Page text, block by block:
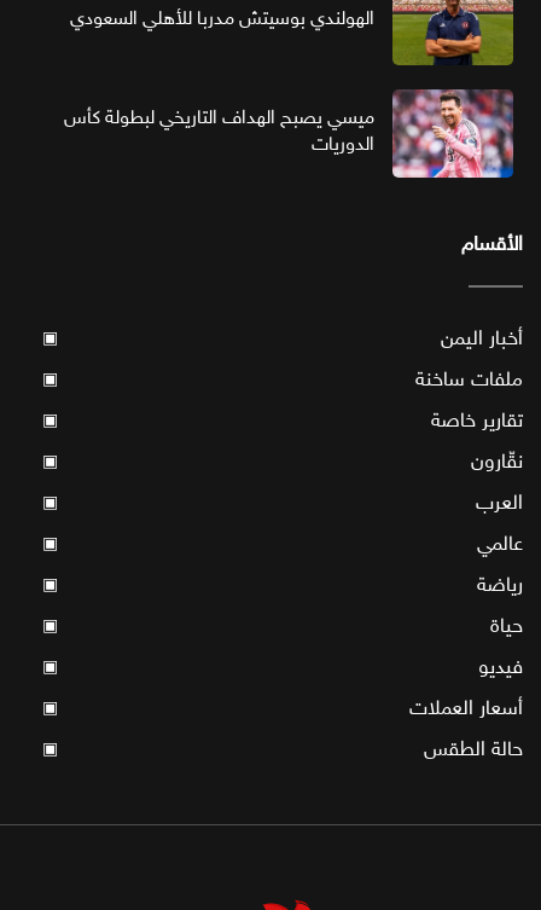
الهولندي بوسيتش مدربا للأهلي السعودي
ميسي يصبح الهداف التاريخي لبطولة كأس
الدوريات
الأقسام
أخبار اليمن ▣
ملفات ساخنة ▣
تقارير خاصة ▣
نقّارون ▣
العرب ▣
عالمي ▣
رياضة ▣
حياة ▣
فيديو ▣
أسعار العملات ▣
حالة الطقس ▣